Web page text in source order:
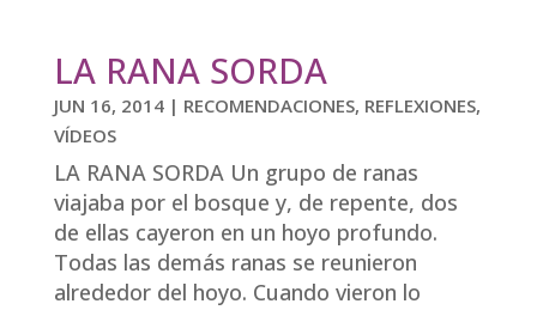
LA RANA SORDA
JUN 16, 2014| RECOMENDACIONES, REFLEXIONES,
VÍDEOS
LA RANA SORDA Un grupo de ranas
viajaba por el bosque y, de repente, dos
de ellas cayeron en un hoyo profundo.
Todas las demás ranas se reunieron
alrededor del hoyo. Cuando vieron lo